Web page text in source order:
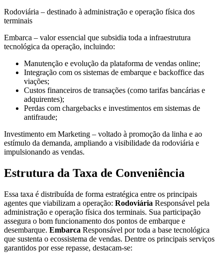
Rodoviária – destinado à administração e operação física dos
terminais
Embarca – valor essencial que subsidia toda a infraestrutura
tecnológica da operação, incluindo:
Manutenção e evolução da plataforma de vendas online;
Integração com os sistemas de embarque e backoffice das
viações;
Custos financeiros de transações (como tarifas bancárias e
adquirentes);
Perdas com chargebacks e investimentos em sistemas de
antifraude;
Investimento em Marketing – voltado à promoção da linha e ao
estímulo da demanda, ampliando a visibilidade da rodoviária e
impulsionando as vendas.
Estrutura da Taxa de Conveniência
Essa taxa é distribuída de forma estratégica entre os principais
agentes que viabilizam a operação: Rodoviária Responsável pela
administração e operação física dos terminais. Sua participação
assegura o bom funcionamento dos pontos de embarque e
desembarque. Embarca Responsável por toda a base tecnológica
que sustenta o ecossistema de vendas. Dentre os principais serviços
garantidos por esse repasse, destacam-se: